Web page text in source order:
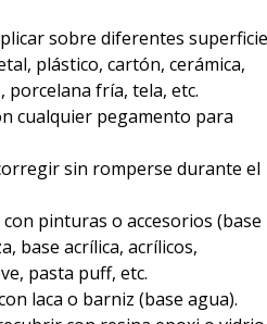
sobre diferentes
plástico, cartón, cerámica,
porcelana fría, tela, etc.
cualquier pegamento para
sin romperse durante el
pinturas o accesorios (base
base acrílica, acrílicos,
pasta puff, etc.
laca o barniz (base agua).